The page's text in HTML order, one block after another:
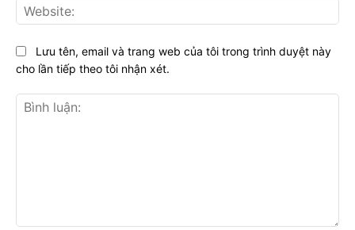
Lưu tên, email và trang web của tôi trong trình duyệt này
cho lần tiếp theo tôi nhận xét.